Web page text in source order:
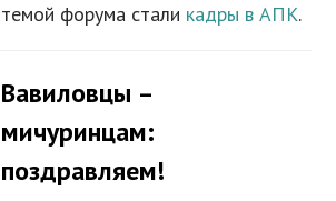
темой форума стали кадры в АПК.
Вавиловцы –
мичуринцам:
поздравляем!